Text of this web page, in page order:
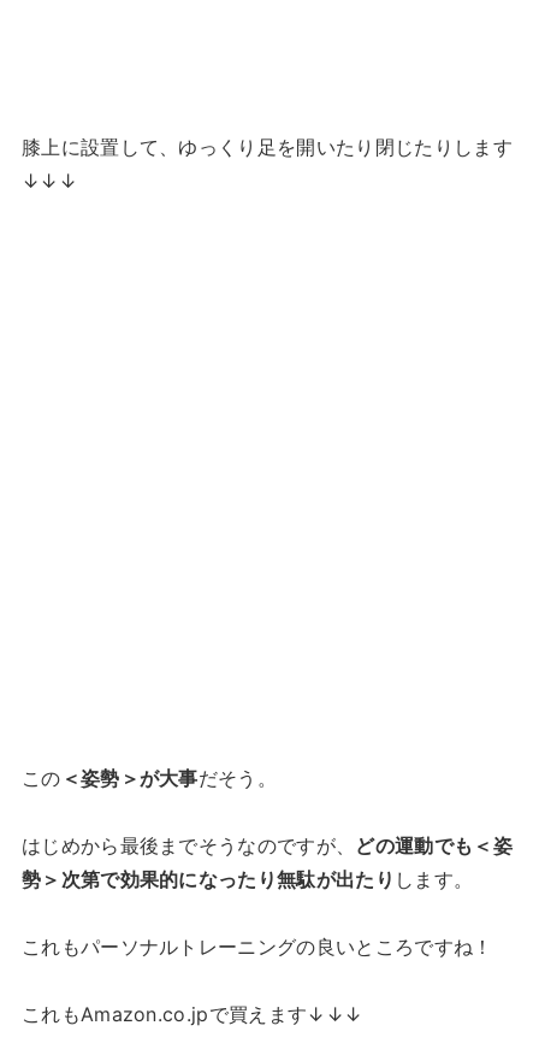
膝上に設置して、ゆっくり足を開いたり閉じたりします
↓↓↓
この ＜姿勢＞が大事だそう。
はじめから最後までそうなのですが、 どの運動でも＜姿
勢＞次第で効果的になったり無駄が出たり します。
これもパーソナルトレーニングの良いところですね！
これもAmazon.co.jpで買えます↓↓↓